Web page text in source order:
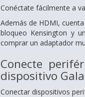
Conéctate fácilmente a
Además de HDMI,
bloqueo Kensington y
comprar un adaptador
Conecte
dispositivo
Conectar dispositivos